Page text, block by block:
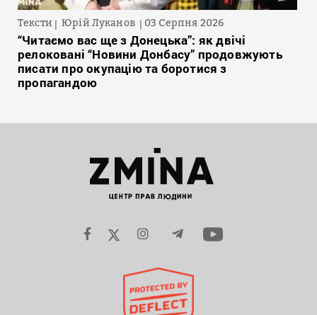
Тексти Юрій Луканов 03 Серпня 2026
“Читаємо вас ще з Донецька”: як двічі
релоковані “Новини Донбасу” продовжують
писати про окупацію та боротися з
пропагандою